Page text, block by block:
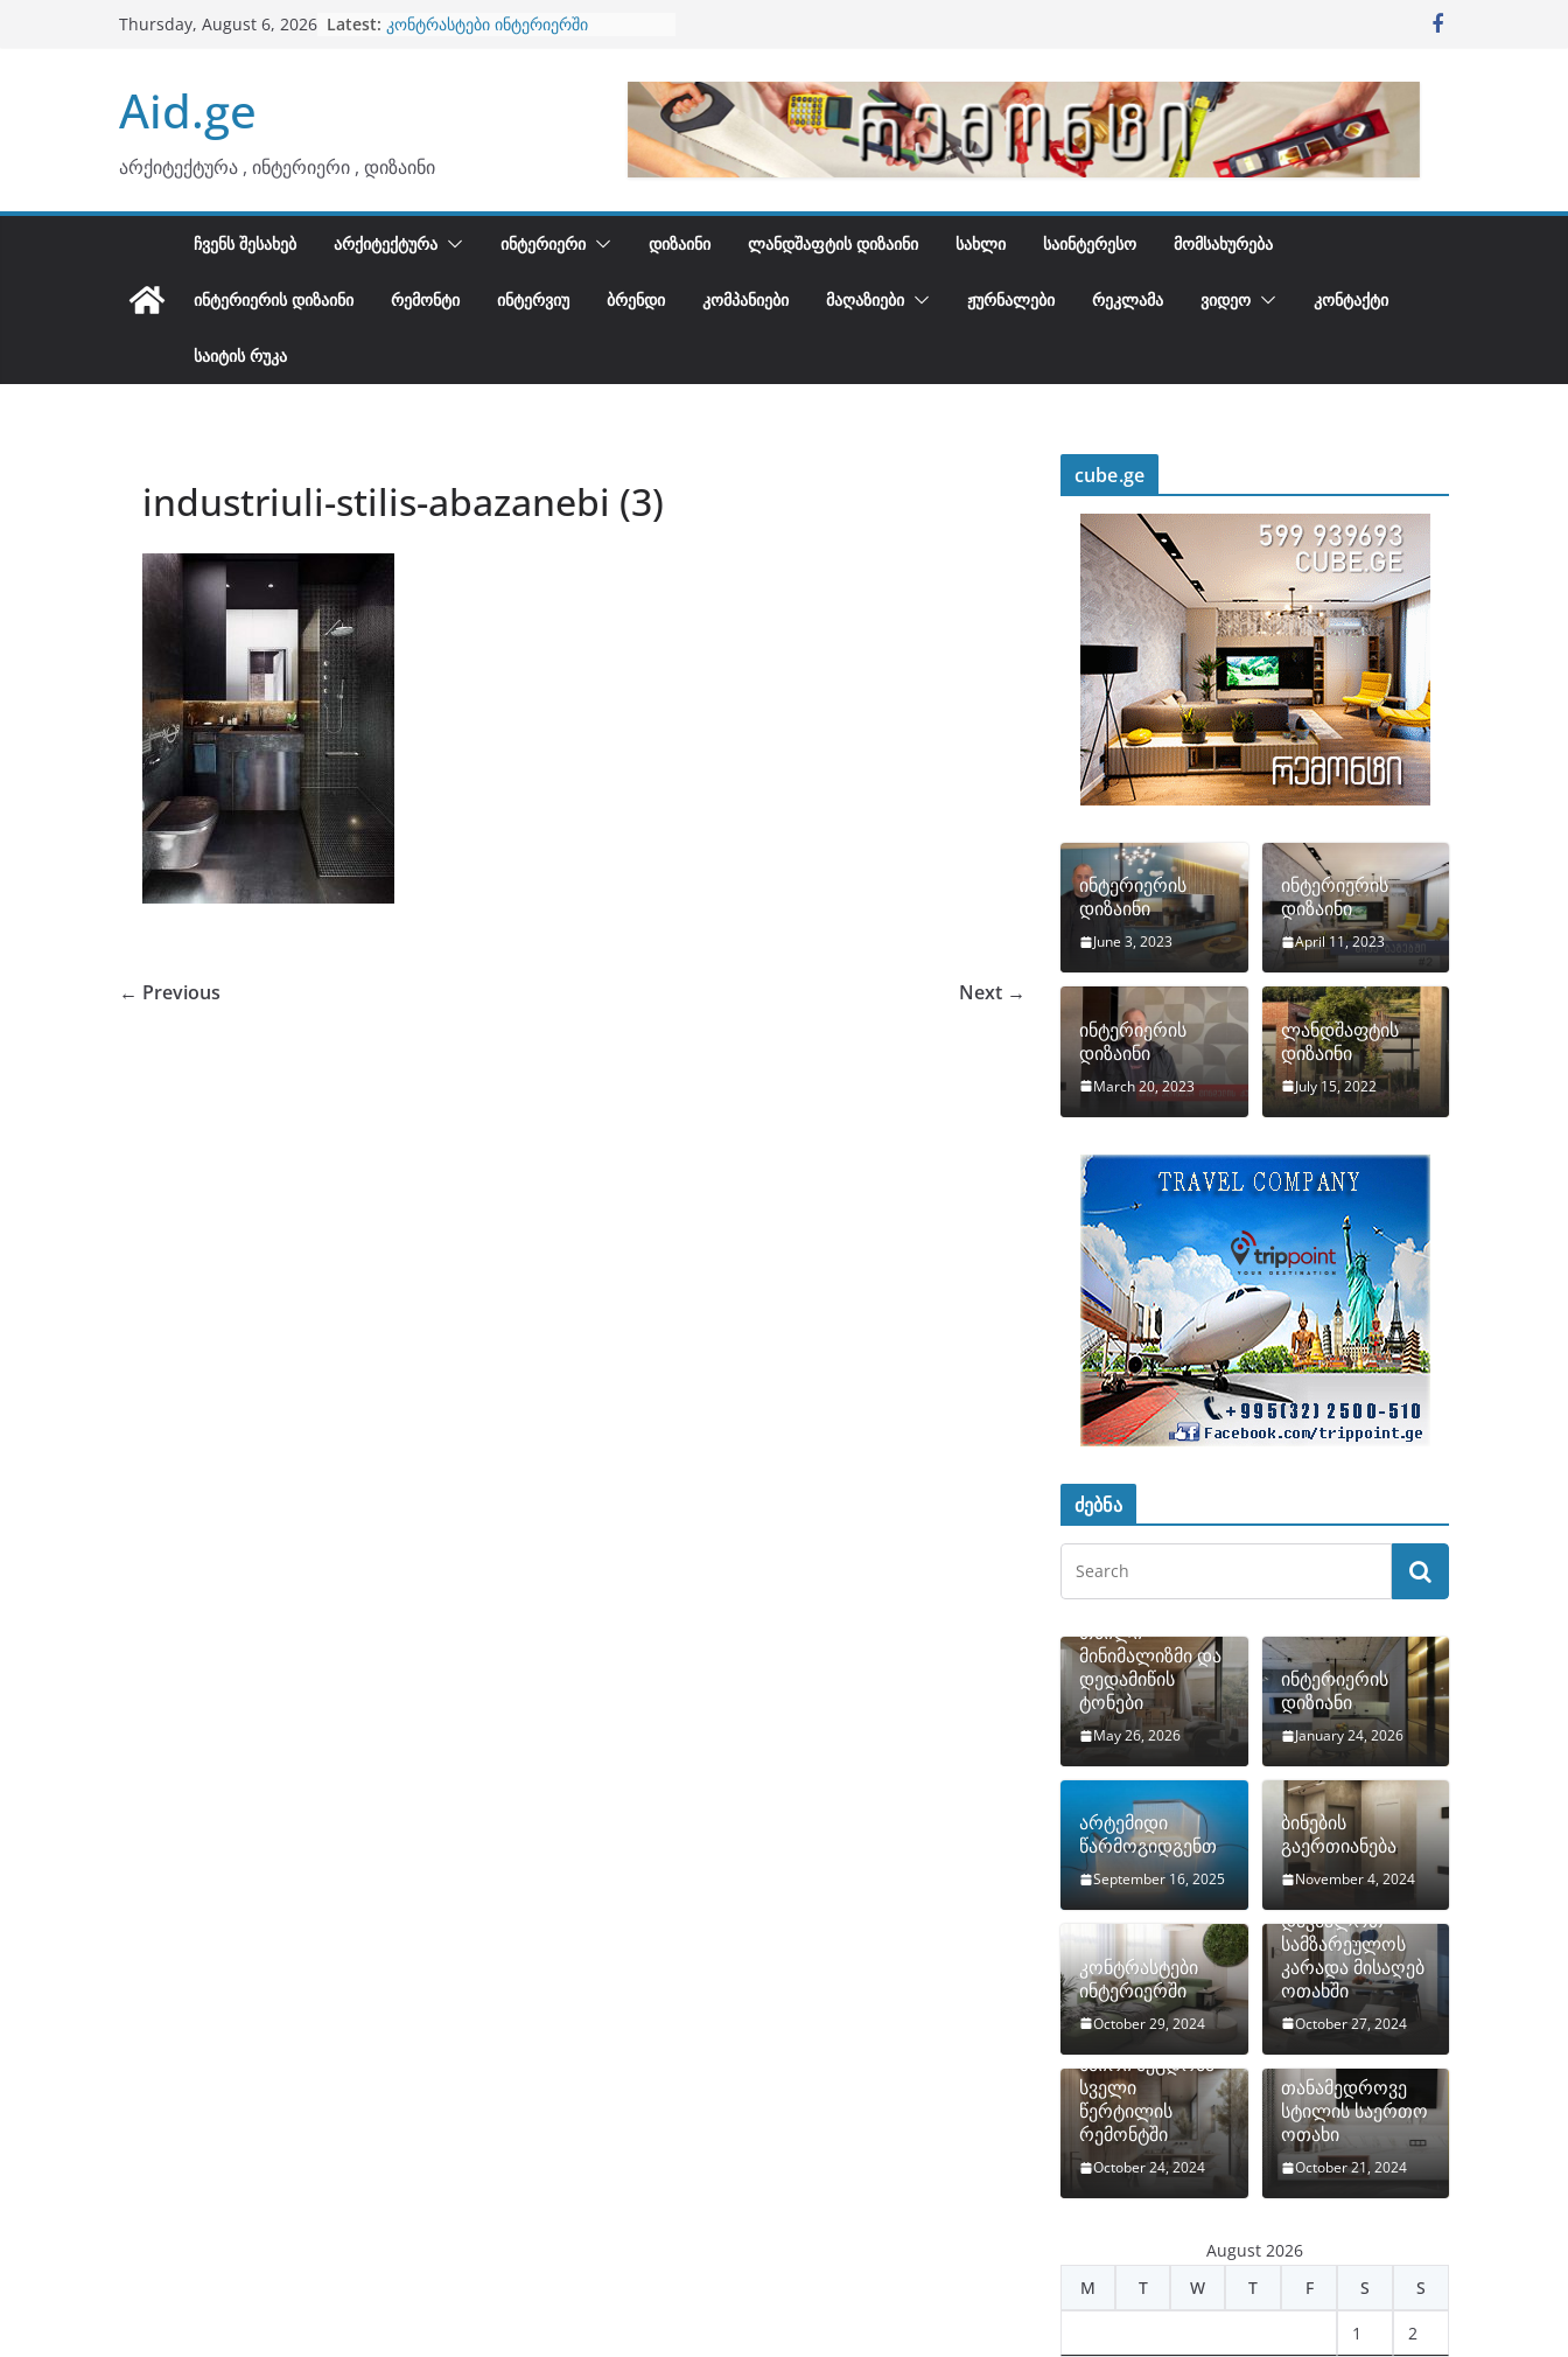
Thursday, August 6, 2026 Latest: კონტრასტები ინტერიერში
Aid.ge
არქიტექტურა , ინტერიერი , დიზაინი
ᲩᲕᲔᲜᲡ ᲨᲔᲡᲐᲮᲔᲑ ᲐᲠᲥᲘᲢᲔᲥᲢᲣᲠᲐ ᲘᲜᲢᲔᲠᲘᲔᲠᲘ ᲓᲘᲖᲐᲘᲜᲘ ᲚᲐᲜᲓᲨᲐᲤᲢᲘᲡ ᲓᲘᲖᲐᲘᲜᲘ ᲡᲐᲮᲚᲘ ᲡᲐᲘᲜᲢᲔᲠᲔᲡᲝ ᲛᲝᲛᲡᲐᲮᲣᲠᲔᲑᲐ
ᲘᲜᲢᲔᲠᲘᲔᲠᲘᲡ ᲓᲘᲖᲐᲘᲜᲘ ᲠᲔᲛᲝᲜᲢᲘ ᲘᲜᲢᲔᲠᲕᲘᲣ ᲑᲠᲔᲜᲓᲘ ᲙᲝᲛᲞᲐᲜᲘᲔᲑᲘ ᲛᲐᲦᲐᲖᲘᲔᲑᲘ ᲟᲣᲠᲜᲐᲚᲔᲑᲘ ᲠᲔᲙᲚᲐᲛᲐ ᲕᲘᲓᲔᲝ ᲙᲝᲜᲢᲐᲥᲢᲘ
ᲡᲐᲘᲢᲘᲡ ᲠᲣᲙᲐ
industriuli-stilis-abazanebi (3)
← Previous Next →
cube.ge
ინტერიერის
დიზაინი
June 3, 2023
ინტერიერის
დიზაინი
April 11, 2023
ინტერიერის
დიზაინი
March 20, 2023
ლანდშაფტის
დიზაინი
July 15, 2022
ძებნა
თბილი
მინიმალიზმი და
დედამიწის
ტონები
May 26, 2026
ინტერიერის
დიზიანი
January 24, 2026
არტემიდი
წარმოგიდგენთ
September 16, 2025
ბინების
გაერთიანება
November 4, 2024
კონტრასტები
ინტერიერში
October 29, 2024
როგორ
დავმალოთ
სამზარეულოს
კარადა მისაღებ
ოთახში
October 27, 2024
ხშირი შეცდომა
სველი
წერტილის
რემონტში
October 24, 2024
თანამედროვე
სტილის საერთო
ოთახი
October 21, 2024
August 2026
M
T W T F S S
1 2